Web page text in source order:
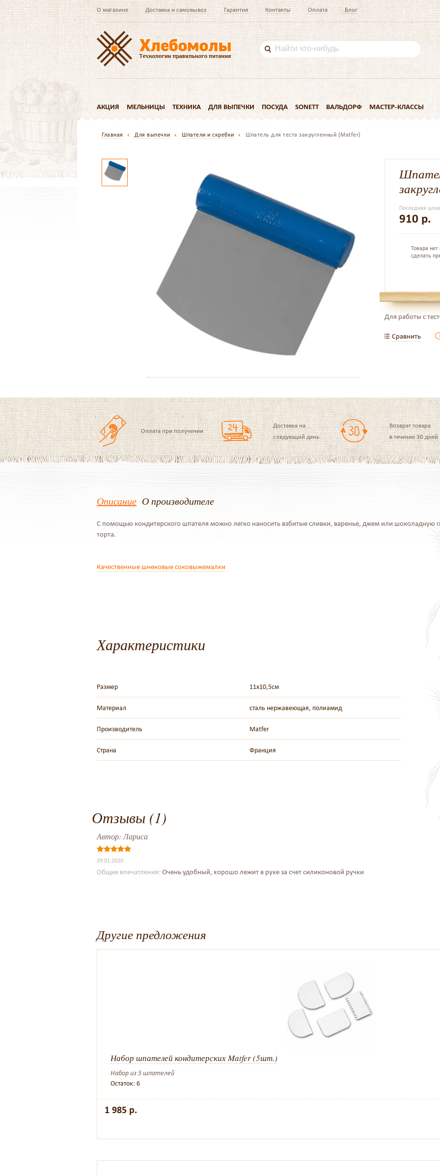
О магазине Доставка и самовывоз Гарантия Контакты Оплата Блог
АКЦИЯ МЕЛЬНИЦЫ ТЕХНИКА ДЛЯ ВЫПЕЧКИ ПОСУДА SONETT ВАЛЬДОРФ МАСТЕР-КЛАССЫ
Главная Для выпечки Шпатели и скребки Шпатель для теста закругленный (Matfer)
Последняя
910 р.
Товара
сделать
Для работы с
Сравнить
Оплата при получении
Доставка на
следующий день
Возврат товара
в течение 30 дней
Описание О производителе
С помощью кондитерского шпателя можно легко наносить взбитые сливки, варенье, джем или шоколадную
торта.
Качественные шнековые соковыжемалки
Характеристики
Размер 11х10,5см
Материал сталь нержавеющая, полиамид
Производитель Matfer
Страна Франция
Отзывы (1)
Автор:Лариса
29.01.2020
Общие впечатления: Очень удобный, хорошо лежит в руке за счет силиконовой ручки
Другие предложения
Набор шпателей кондитерских Matfer (5шт.)
Набор из 5 шпателей
Остаток: 6
1 985 р.